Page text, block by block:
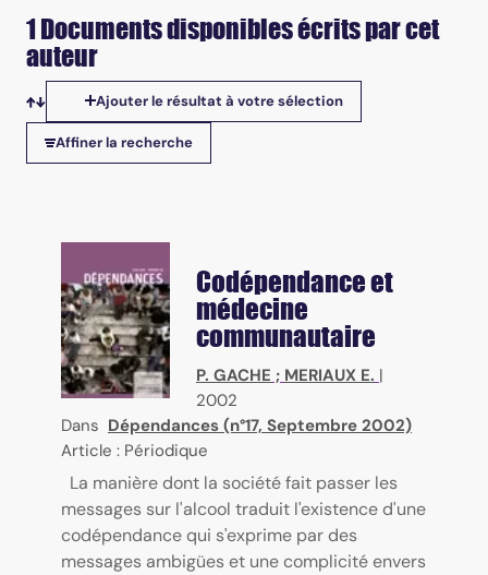
1 Documents disponibles écrits par cet
auteur
Tris disponibles
Ajouter le résultat à votre sélection
Affiner la recherche
Codépendance et
médecine
communautaire
P. GACHE ; MERIAUX E. |
2002
Dans Dépendances (n°17, Septembre 2002)
Article : Périodique
La manière dont la société fait passer les
messages sur l'alcool traduit l'existence d'une
codépendance qui s'exprime par des
messages ambigües et une complicité envers